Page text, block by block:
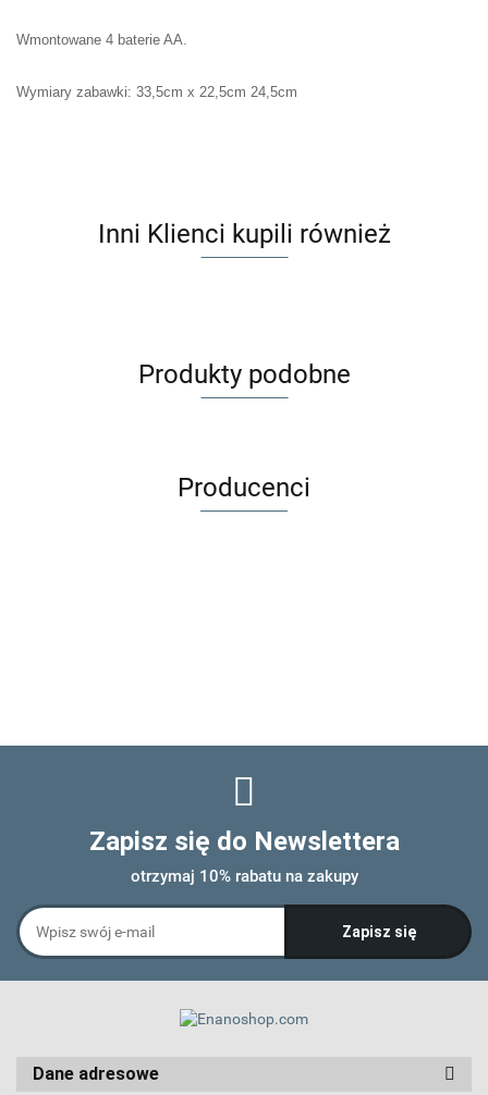
Wmontowane 4 baterie AA.
Wymiary zabawki: 33,5cm x 22,5cm 24,5cm
Inni Klienci kupili również
Produkty podobne
Producenci
Zapisz się do Newslettera
otrzymaj 10% rabatu na zakupy
Dane adresowe